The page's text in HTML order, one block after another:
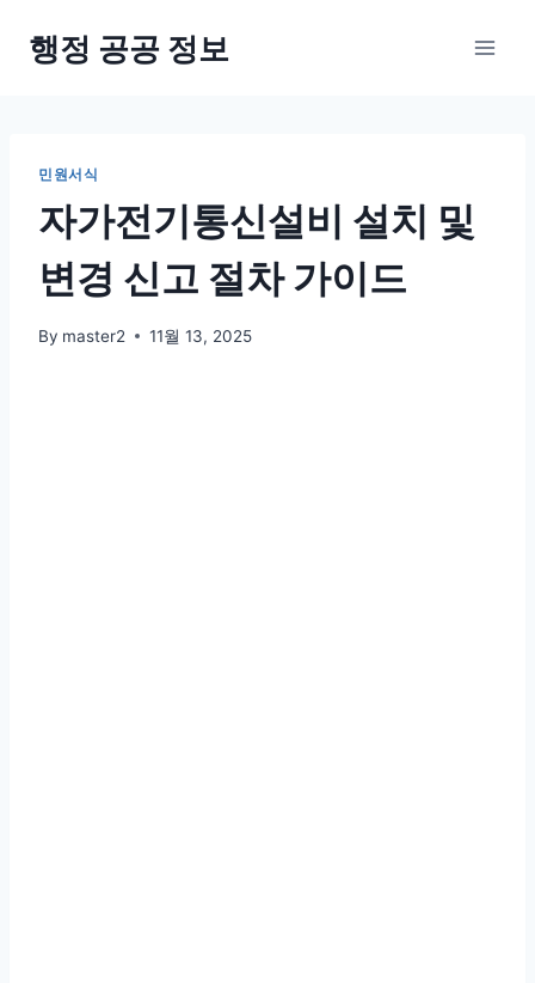
행정 공공 정보
민원서식
자가전기통신설비 설치 및
변경 신고 절차 가이드
By master2 11월 13, 2025